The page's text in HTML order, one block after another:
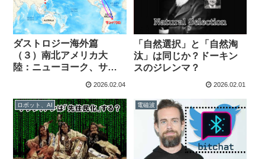
ダストロジー海外篇
（３）南北アメリカ大
陸：ニューヨーク、サン
2026.02.04
「自然選択」と「自然淘
汰」は同じか？ドーキン
スのジレンマ？
2026.02.01
ロボット、AI 電磁波